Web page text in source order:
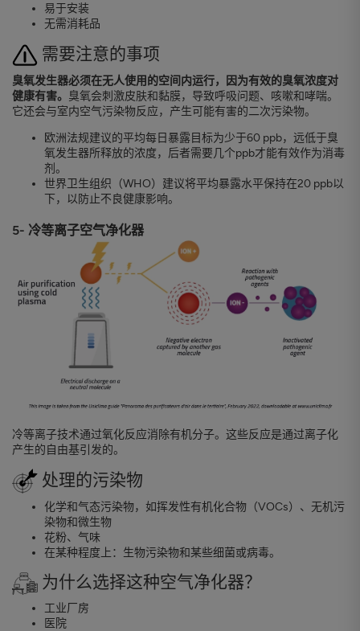
易于安装
无需消耗品
需要注意的事项
臭氧发生器必须在无人使用的空间内运行，因为有效的臭氧浓度对
健康有害。 臭氧会刺激皮肤和黏膜，导致呼吸问题、咳嗽和哮喘。
它还会与室内空气污染物反应，产生可能有害的二次污染物。
欧洲法规建议的平均每日暴露目标为少于60 ppb，远低于臭
氧发生器所释放的浓度，后者需要几个ppb才能有效作为消毒
剂。
世界卫生组织（WHO）建议将平均暴露水平保持在20 ppb以
下，以防止不良健康影响。
5- 冷等离子空气净化器
冷等离子技术通过氧化反应消除有机分子。这些反应是通过离子化
产生的自由基引发的。
处理的污染物
化学和气态污染物，如挥发性有机化合物（VOCs）、无机污
染物和微生物
花粉、气味
在某种程度上：生物污染物和某些细菌或病毒。
为什么选择这种空气净化器？
工业厂房
医院